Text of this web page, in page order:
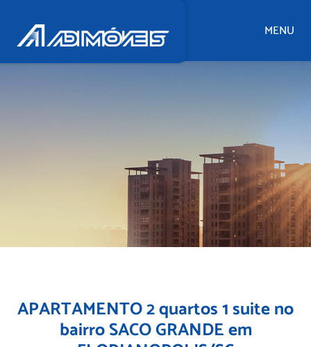
MENU
APARTAMENTO 2 quartos 1 suite no
bairro SACO GRANDE em